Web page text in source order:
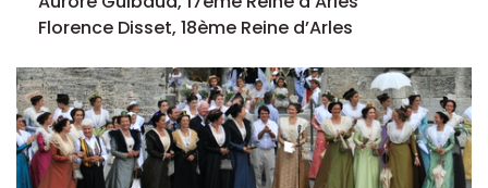
Florence Disset, 18ème Reine d’Arles